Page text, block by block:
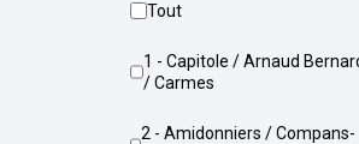
Tout
1 - Capitole / Arnaud Bernard
/ Carmes
2 - Amidonniers / Compans-